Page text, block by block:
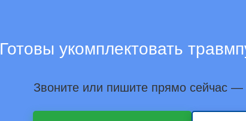
Готовы укомплектовать
Звоните или пишите прямо сейчас —